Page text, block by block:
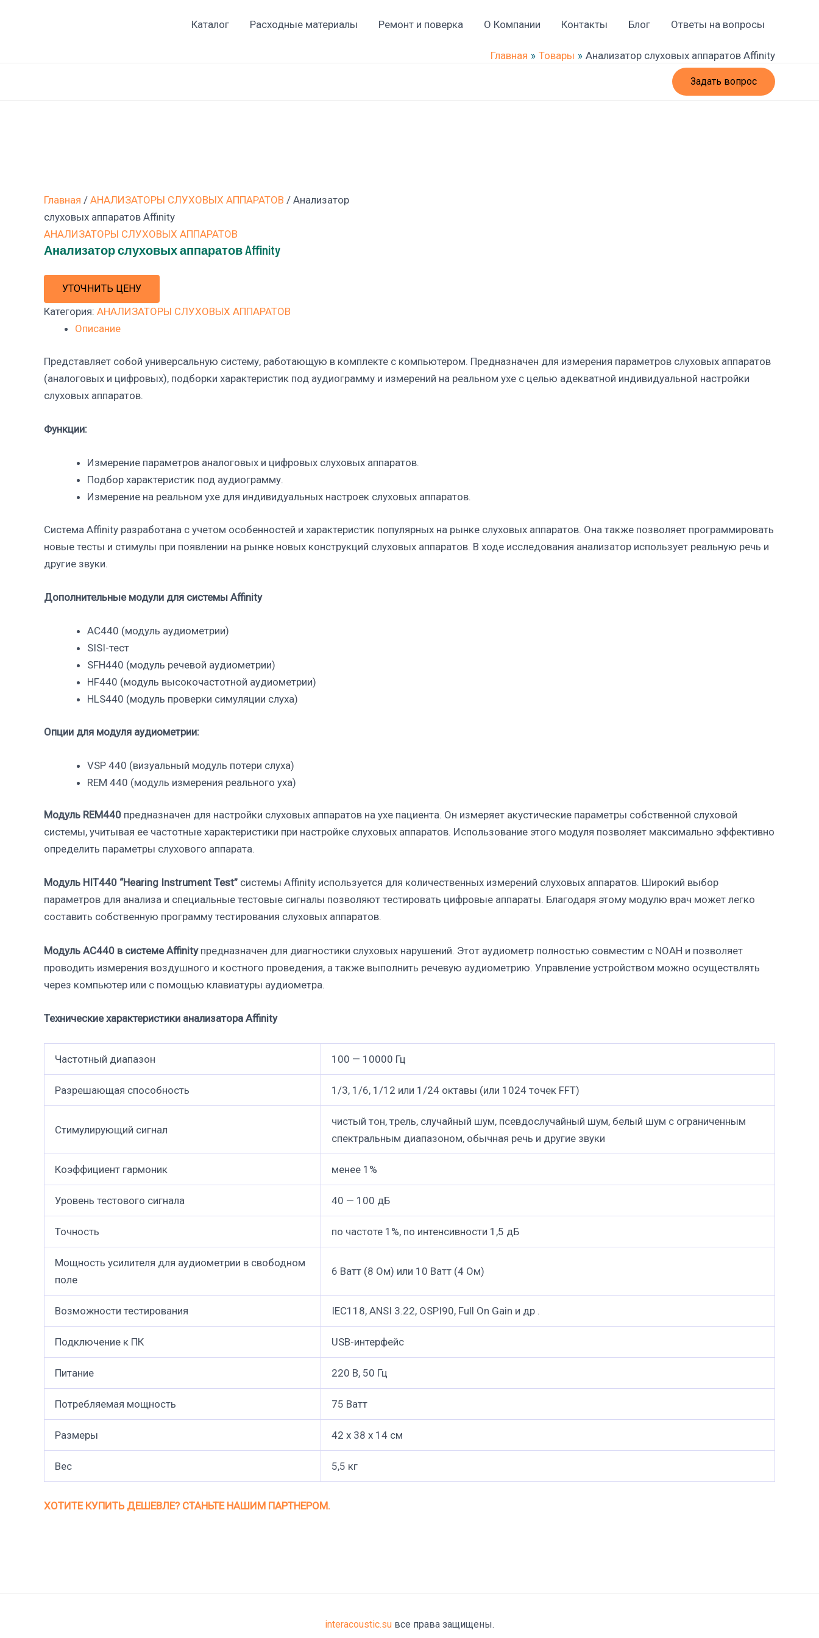
Каталог Расходные материалы Ремонт и поверка О Компании Контакты Блог Ответы на вопросы
Главная Товары Анализатор слуховых аппаратов Affinity
Задать вопрос
Главная / АНАЛИЗАТОРЫ СЛУХОВЫХ АППАРАТОВ / Анализатор
слуховых аппаратов Affinity
АНАЛИЗАТОРЫ СЛУХОВЫХ АППАРАТОВ
Анализатор слуховых аппаратов Affinity
УТОЧНИТЬ ЦЕНУ
Категория: АНАЛИЗАТОРЫ СЛУХОВЫХ АППАРАТОВ
Описание
Представляет собой универсальную систему, работающую в комплекте с компьютером. Предназначен для измерения параметров слуховых аппаратов
(аналоговых и цифровых), подборки характеристик под аудиограмму и измерений на реальном ухе с целью адекватной индивидуальной настройки
слуховых аппаратов.
Функции:
Измерение параметров аналоговых и цифровых слуховых аппаратов.
Подбор характеристик под аудиограмму.
Измерение на реальном ухе для индивидуальных настроек слуховых аппаратов.
Система Affinity разработана с учетом особенностей и характеристик популярных на рынке слуховых аппаратов. Она также позволяет программировать
новые тесты и стимулы при появлении на рынке новых конструкций слуховых аппаратов. В ходе исследования анализатор использует реальную речь и
другие звуки.
Дополнительные модули для системы Affinity
AC440 (модуль аудиометрии)
SISI-тест
SFH440 (модуль речевой аудиометрии)
HF440 (модуль высокочастотной аудиометрии)
HLS440 (модуль проверки симуляции слуха)
Опции для модуля аудиометрии:
VSP 440 (визуальный модуль потери слуха)
REM 440 (модуль измерения реального уха)
Модуль REM440 предназначен для настройки слуховых аппаратов на ухе пациента. Он измеряет акустические параметры собственной слуховой
системы, учитывая ее частотные характеристики при настройке слуховых аппаратов. Использование этого модуля позволяет максимально эффективно
определить параметры слухового аппарата.
Модуль HIT440 “Hearing Instrument Test” системы Affinity используется для количественных измерений слуховых аппаратов. Широкий выбор
параметров для анализа и специальные тестовые сигналы позволяют тестировать цифровые аппараты. Благодаря этому модулю врач может легко
составить собственную программу тестирования слуховых аппаратов.
Модуль AC440 в системе Affinityпредназначен для диагностики слуховых нарушений. Этот аудиометр полностью совместим с NOAH и позволяет
проводить измерения воздушного и костного проведения, а также выполнить речевую аудиометрию. Управление устройством можно осуществлять
через компьютер или с помощью клавиатуры аудиометра.
Технические характеристики анализатора Affinity
Частотный диапазон 100 — 10000 Гц
Разрешающая способность 1/3, 1/6, 1/12 или 1/24 октавы (или 1024 точек FFT)
Стимулирующий сигнал
чистый тон, трель, случайный шум, псевдослучайный шум, белый шум с ограниченным
спектральным диапазоном, обычная речь и другие звуки
Коэффициент гармоник менее 1%
Уровень тестового сигнала 40 — 100 дБ
Точность по частоте 1%, по интенсивности 1,5 дБ
Мощность усилителя для аудиометрии в свободном
поле
6 Ватт (8 Ом) или 10 Ватт (4 Ом)
Возможности тестирования IEC118, ANSI 3.22, OSPI90, Full On Gain и др .
Подключение к ПК USB-интерфейс
Питание 220 В, 50 Гц
Потребляемая мощность 75 Ватт
Размеры 42 х 38 х 14 см
Вес 5,5 кг
ХОТИТЕ КУПИТЬ ДЕШЕВЛЕ? СТАНЬТЕ НАШИМ ПАРТНЕРОМ.
interacoustic.su все права защищены.